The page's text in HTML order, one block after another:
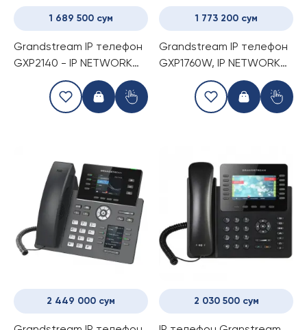
1 689 500 сум
Grandstream IP телефон
GXP2140 - IP NETWORK
TELEPHONE
1 773 200 сум
Grandstream IP телефон
GXP1760W, IP NETWORK
TELEPHONE
2 449 000 сум 2 030 500 сум